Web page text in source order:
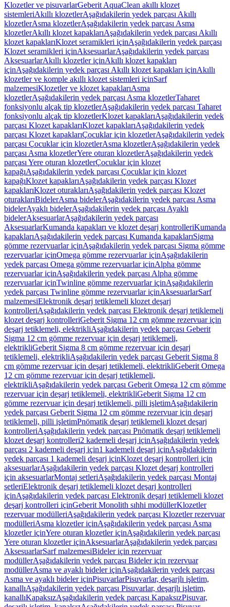
Klozetler ve pisuvarlarGeberit AquaClean akıllı klozet
sistemleriAkıllı klozetlerAşağıdakilerin yedek parçası Akıllı
klozetlerAsma klozetlerAşağıdakilerin yedek parçası Asma
klozetlerAkıllı klozet kapaklarıAşağıdakilerin yedek parçası Akıllı
klozet kapaklarıKlozet seramikleri içinAşağıdakilerin yedek parçası
Klozet seramikleri içinAksesuarlarAşağıdakilerin yedek parçası
AksesuarlarAkıllı klozetler içinAkıllı klozet kapakları
içinAşağıdakilerin yedek parçası Akıllı klozet kapakları içinAkıllı
klozetler ve komple akıllı klozet sistemleri içinSarf
malzemesiKlozetler ve klozet kapaklarıAsma
klozetlerAşağıdakilerin yedek parçası Asma klozetlerTaharet
fonksiyonlu alçak tip klozetlerAşağıdakilerin yedek parçası Taharet
fonksiyonlu alçak tip klozetlerKlozet kapaklarıAşağıdakilerin yedek
parçası Klozet kapaklarıKlozet kapaklarıAşağıdakilerin yedek
parçası Klozet kapaklarıÇocuklar için klozetlerAşağıdakilerin yedek
parçası Çocuklar için klozetlerAsma klozetlerAşağıdakilerin yedek
parçası Asma klozetlerYere oturan klozetlerAşağıdakilerin yedek
parçası Yere oturan klozetlerÇocuklar için klozet
kapağıAşağıdakilerin yedek parçası Çocuklar için klozet
kapağıKlozet kapaklarıAşağıdakilerin yedek parçası Klozet
kapaklarıKlozet oturaklarıAşağıdakilerin yedek parçası Klozet
oturaklarıBidelerAsma bidelerAşağıdakilerin yedek parçası Asma
bidelerAyaklı bidelerAşağıdakilerin yedek parçası Ayaklı
bidelerAksesuarlarAşağıdakilerin yedek parçası
AksesuarlarKumanda kapakları ve klozet deşarj kontrolleriKumanda
kapaklarıAşağıdakilerin yedek parçası Kumanda kapaklarıSigma
gömme rezervuarlar içinAşağıdakilerin yedek parçası Sigma gömme
rezervuarlar içinOmega gömme rezervuarlar içinAşağıdakilerin
yedek parçası Omega gömme rezervuarlar içinAlpha gömme
rezervuarlar içinAşağıdakilerin yedek parçası Alpha gömme
rezervuarlar içinTwinline gömme rezervuarlar içinAşağıdakilerin
yedek parçası Twinline gömme rezervuarlar içinAksesuarlarSarf
malzemesiElektronik deşarj tetiklemeli klozet deşarj
kontrolleriAşağıdakilerin yedek parçası Elektronik deşarj tetiklemeli
klozet deşarj kontrolleriGeberit Sigma 12 cm gömme rezervuar için
deşarj tetiklemeli, elektrikliAşağıdakilerin yedek parçası Geberit
Sigma 12 cm gömme rezervuar için deşarj tetiklemeli,
elektrikliGeberit Sigma 8 cm gömme rezervuar için deşarj
tetiklemeli, elektrikliAşağıdakilerin yedek parçası Geberit Sigma 8
cm gömme rezervuar için deşarj tetiklemeli, elektrikliGeberit Omega
12 cm gömme rezervuar için deşarj tetiklemeli,
elektrikliAşağıdakilerin yedek parçası Geberit Omega 12 cm gömme
rezervuar için deşarj tetiklemeli, elektrikliGeberit Sigma 12 cm
gömme rezervuar için deşarj tetiklemeli, pilli işletimAşağıdakilerin
yedek parçası Geberit Sigma 12 cm gömme rezervuar için deşarj
tetiklemeli, pilli işletimPnömatik deşarj tetiklemeli klozet deşarj
kontrolleriAşağıdakilerin yedek parçası Pnömatik deşarj tetiklemeli
klozet deşarj kontrolleri2 kademeli deşarj içinAşağıdakilerin yedek
parçası 2 kademeli deşarj için1 kademeli deşarj içinAşağıdakilerin
yedek parçası 1 kademeli deşarj içinKlozet deşarj kontrolleri için
aksesuarlarAşağıdakilerin yedek parçası Klozet deşarj kontrolleri
için aksesuarlarMontaj setleriAşağıdakilerin yedek parçası Montaj
setleriElektronik deşarj tetiklemeli klozet deşarj kontrolleri
içinAşağıdakilerin yedek parçası Elektronik deşarj tetiklemeli klozet
deşarj kontrolleri içinGeberit Monolith sıhhi modüllerKlozetler
rezervuar modülleriAşağıdakilerin yedek parçası Klozetler rezervuar
modülleriAsma klozetler içinAşağıdakilerin yedek parçası Asma
klozetler içinYere oturan klozetler içinAşağıdakilerin yedek parçası
Yere oturan klozetler içinAksesuarlarAşağıdakilerin yedek parçası
AksesuarlarSarf malzemesiBideler için rezervuar
modüllerAşağıdakilerin yedek parçası Bideler için rezervuar
modüllerAsma ve ayaklı bideler içinAşağıdakilerin yedek parçası
Asma ve ayaklı bideler içinPisuvarlarPisuvarlar, deşarjlı işletim,
kanallıAşağıdakilerin yedek parçası Pisuvarlar, deşarjlı işletim,
kanallıKapaksızAşağıdakilerin yedek parçası KapaksızPisuvar,